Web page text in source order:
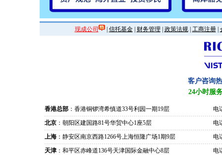
现成公司 | 信托基金| 财务管理 政策法规| 工商注册|
客户咨询
24小时服
香港总部 ：香港铜锣湾希慎道33号利园一期19层
电
北京 ：朝阳区建国路81号华贸中心1座5层
电
上海 ：静安区南京西路1266号上海恒隆广场1期9层
电
天津 ：和平区赤峰道136号天津国际金融中心8层
电